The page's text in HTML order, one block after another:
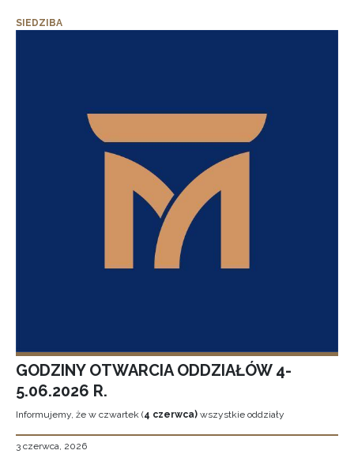
SIEDZIBA
GODZINY OTWARCIA ODDZIAŁÓW 4-
5.06.2026 R.
Informujemy, że w czwartek (4 czerwca) wszystkie oddziały
3 czerwca, 2026